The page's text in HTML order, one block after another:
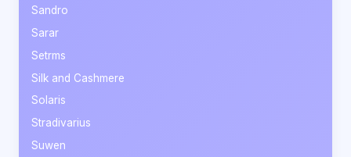
Sandro
Sarar
Setrms
Silk and Cashmere
Solaris
Stradivarius
Suwen